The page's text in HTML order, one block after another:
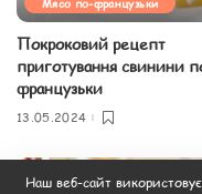
Покроковий рецепт
приготування свинини
французьки
13.05.2024
Наш веб-сайт